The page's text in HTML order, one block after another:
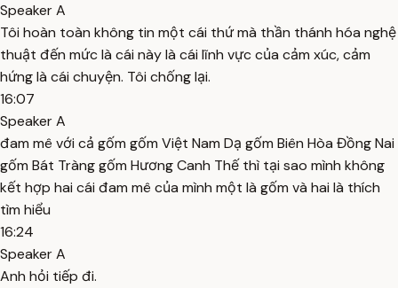
Speaker A
Tôi hoàn toàn không tin một cái thứ mà thần thánh hóa nghệ
thuật đến mức là cái này là cái lĩnh vực của cảm xúc, cảm
hứng là cái chuyện. Tôi chống lại.
16:07
Speaker A
đam mê với cả gốm gốm Việt Nam Dạ gốm Biên Hòa Đồng Nai
gốm Bát Tràng gốm Hương Canh Thế thì tại sao mình không
kết hợp hai cái đam mê của mình một là gốm và hai là thích
tìm hiểu
16:24
Speaker A
Anh hỏi tiếp đi.